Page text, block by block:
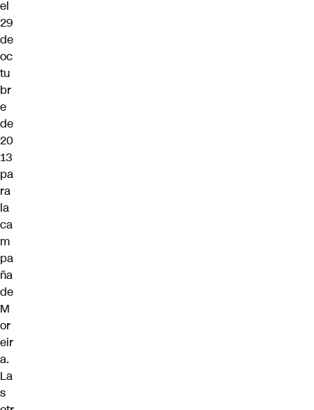
el
29
de
oc
tu
br
e
de
20
13
pa
ra
la
ca
m
pa
ña
de
M
or
eir
a.
La
s